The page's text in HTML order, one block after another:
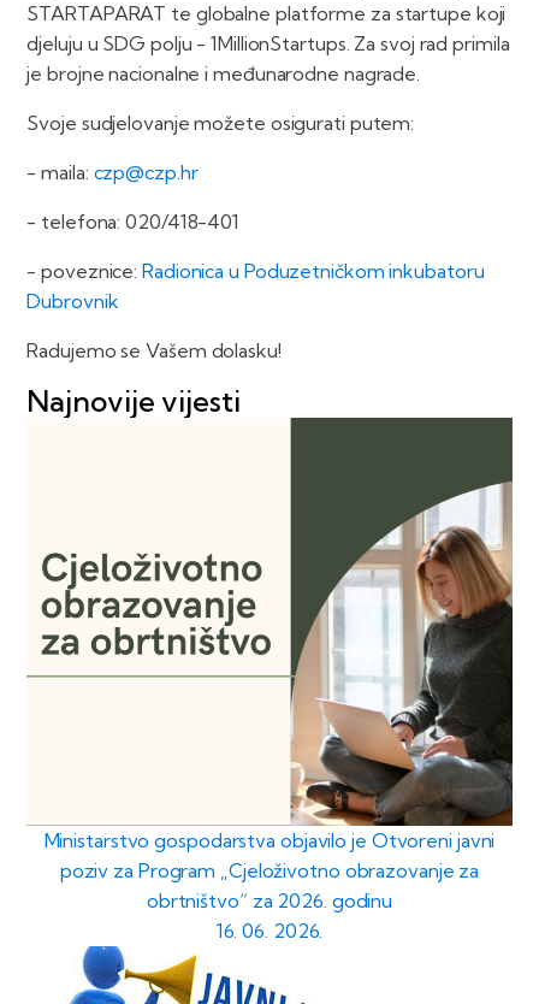
STARTAPARAT te globalne platforme za startupe koji
djeluju u SDG polju - 1MillionStartups. Za svoj rad primila
je brojne nacionalne i međunarodne nagrade.
Svoje sudjelovanje možete osigurati putem:
- maila: czp@czp.hr
- telefona: 020/418-401
- poveznice:Radionica u Poduzetničkom inkubatoru
Dubrovnik
Radujemo se Vašem dolasku!
Najnovije vijesti
Ministarstvo gospodarstva objavilo je Otvoreni javni
poziv za Program „Cjeloživotno obrazovanje za
obrtništvo“ za 2026. godinu
16. 06. 2026.